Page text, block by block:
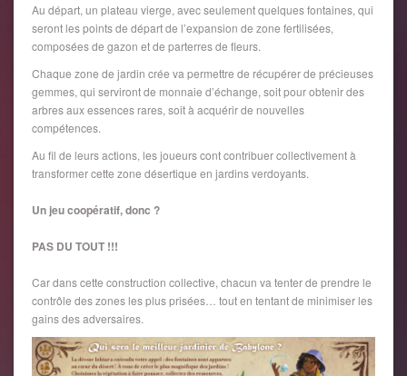
Au départ, un plateau vierge, avec seulement quelques fontaines, qui
seront les points de départ de l’expansion de zone fertilisées,
composées de gazon et de parterres de fleurs.
Chaque zone de jardin crée va permettre de récupérer de précieuses
gemmes, qui serviront de monnaie d’échange, soit pour obtenir des
arbres aux essences rares, soit à acquérir de nouvelles
compétences.
Au fil de leurs actions, les joueurs cont contribuer collectivement à
transformer cette zone désertique en jardins verdoyants.
Un jeu coopératif, donc ?
PAS DU TOUT !!!
Car dans cette construction collective, chacun va tenter de prendre le
contrôle des zones les plus prisées… tout en tentant de minimiser les
gains des adversaires.